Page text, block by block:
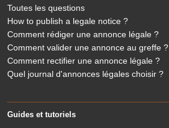
Toutes les questions
How to publish a legale notice ?
Comment rédiger une annonce légale ?
Comment valider une annonce au greffe ?
Comment rectifier une annonce légale ?
Quel journal d'annonces légales choisir ?
Guides et tutoriels